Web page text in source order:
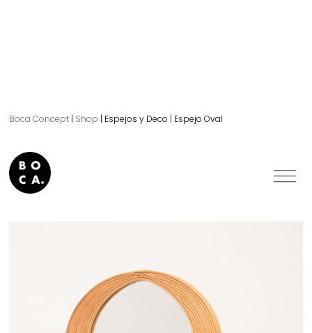
Boca Concept | Shop | Espejos y Deco | Espejo Oval
Espejo Oval.